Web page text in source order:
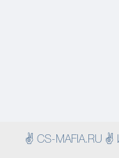
✌ CS-MAFIA.RU ✌